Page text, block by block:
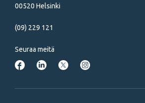
00520 Helsinki
(09) 229 121
Seuraa meitä